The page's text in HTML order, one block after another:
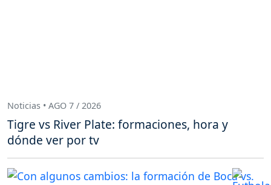
Noticias • AGO 7 / 2026
Tigre vs River Plate: formaciones, hora y
dónde ver por tv